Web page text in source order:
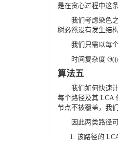
是在贪心过程中这
我们考虑染色
树必然没有发生结
我们只需以每
时间复杂度 Θ((
算法五
我们如何快速
每个路径及其 LCA
节点不被覆盖，我
因此两类路径
该路径的